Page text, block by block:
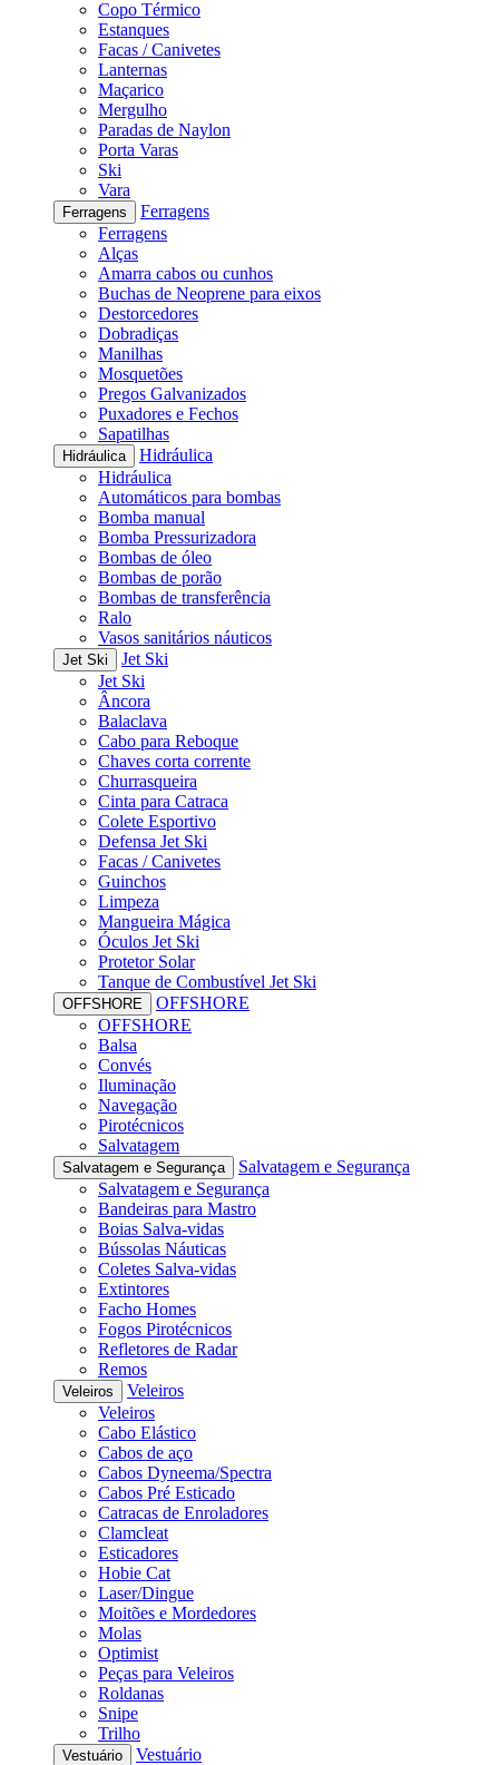
Copo Térmico
Estanques
Facas / Canivetes
Lanternas
Maçarico
Mergulho
Paradas de Naylon
Porta Varas
Ski
Vara
Ferragens
Ferragens
Ferragens
Alças
Amarra cabos ou cunhos
Buchas de Neoprene para eixos
Destorcedores
Dobradiças
Manilhas
Mosquetões
Pregos Galvanizados
Puxadores e Fechos
Sapatilhas
Hidráulica
Hidráulica
Hidráulica
Automáticos para bombas
Bomba manual
Bomba Pressurizadora
Bombas de óleo
Bombas de porão
Bombas de transferência
Ralo
Vasos sanitários náuticos
Jet Ski
Jet Ski
Jet Ski
Âncora
Balaclava
Cabo para Reboque
Chaves corta corrente
Churrasqueira
Cinta para Catraca
Colete Esportivo
Defensa Jet Ski
Facas / Canivetes
Guinchos
Limpeza
Mangueira Mágica
Óculos Jet Ski
Protetor Solar
Tanque de Combustível Jet Ski
OFFSHORE
OFFSHORE
OFFSHORE
Balsa
Convés
Iluminação
Navegação
Pirotécnicos
Salvatagem
Salvatagem e Segurança
Salvatagem e Segurança
Salvatagem e Segurança
Bandeiras para Mastro
Boias Salva-vidas
Bússolas Náuticas
Coletes Salva-vidas
Extintores
Facho Homes
Fogos Pirotécnicos
Refletores de Radar
Remos
Veleiros
Veleiros
Veleiros
Cabo Elástico
Cabos de aço
Cabos Dyneema/Spectra
Cabos Pré Esticado
Catracas de Enroladores
Clamcleat
Esticadores
Hobie Cat
Laser/Dingue
Moitões e Mordedores
Molas
Optimist
Peças para Veleiros
Roldanas
Snipe
Trilho
Vestuário
Vestuário